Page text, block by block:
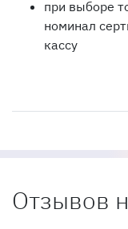
при выборе
номинал
кассу
Отзывов